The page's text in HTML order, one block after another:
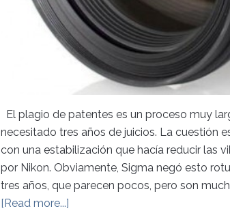
El plagio de patentes es un proceso muy
necesitado tres años de juicios. La cuestión
con una estabilización que hacía reducir las
por Nikon. Obviamente, Sigma negó esto
tres años, que parecen pocos, pero son
[Read more...]